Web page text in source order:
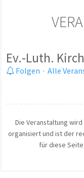
Ev.-Luth.
Folgen · Alle
Die Veranstaltung wird
organisiert und ist der
für diese